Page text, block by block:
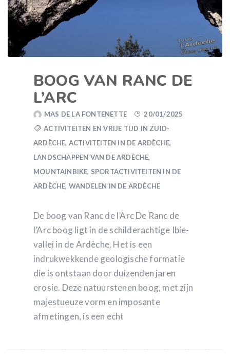
BOOG VAN RANC DE
L’ARC
MAS DE LA FONTENETTE
20/01/2025
ACTIVITEITEN EN VRIJE TIJD IN ZUID-
ARDÈCHE, ACTIVITEITEN IN DE ARDÈCHE,
LANDSCHAPPEN VAN DE ARDÈCHE,
MOUNTAINBIKE, SPORTACTIVITEITEN IN DE
ARDÈCHE, WANDELEN IN DE ARDÈCHE
De boog van Ranc de l’Arc De Ranc de
l’Arc boog ligt in de schilderachtige Ibie-
vallei in de Ardèche. Het is een
indrukwekkende geologische formatie
die is ontstaan door duizenden jaren
erosie. Deze natuurstenen boog, met zijn
majestueuze vorm en imposante
afmetingen, is een echt